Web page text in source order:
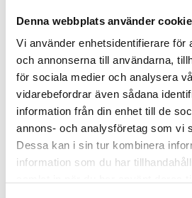
Denna webbplats använder
Vi använder enhetsidentifierare för
och annonserna till användarna,
för sociala medier och analysera
vidarebefordrar även sådana
information från din enhet till de
annons- och analysföretag som vi
Dessa kan i sin tur kombinera
information som du har
40/41
In stock in65store
Slippers 42/43
48-433